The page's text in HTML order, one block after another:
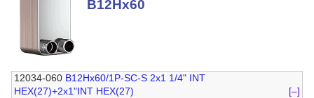
B12Hx60
12034-060 B12Hx60/1P-SC-S 2x1 1/4" INT
HEX(27)+2x1"INT HEX(27)
[–]